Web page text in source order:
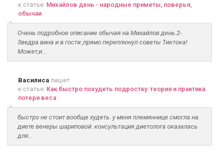
к статье: Михайлов день - народные приметы, поверья,
обычаи
Очень подробное описание обычая на Михайлов день.2-
3ведра вина и в гости ,прямо переплюнул советы Тиктока!
Может,и...
Василиса пишет
к статье: Как быстро похудеть подростку: теория и практика
потери веса
быстро не стоит вообще худеть. у меня племяннице смогла на
диете венеры шариповой. консультация диетолога оказалась
для...